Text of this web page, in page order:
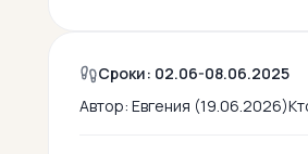
Сроки: 02.06-08.06.2025
Автор: Евгения (19.06.2026)